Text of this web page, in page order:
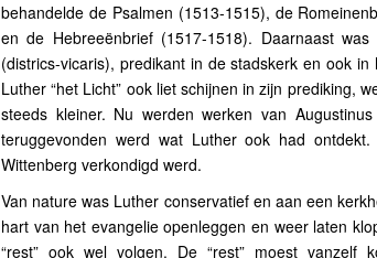
behandelde de Psalmen (1513-1515), de
en de Hebreeënbrief (1517-1518). Daarnaast
(districs-vicaris), predikant in de stadskerk en ook
Luther “het Licht” ook liet schijnen in zijn prediking,
steeds kleiner. Nu werden werken van
teruggevonden werd wat Luther ook had
Wittenberg verkondigd werd.
Van nature was Luther conservatief en aan een
hart van het evangelie openleggen en weer laten
“rest” ook wel volgen. De “rest” moest